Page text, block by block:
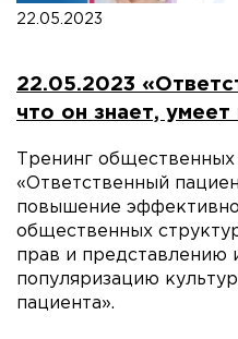
22.05.2023
22.05.2023
что он знает,
Тренинг
«Ответственный
повышение
общественных
прав и представлению
популяризацию
пациента».